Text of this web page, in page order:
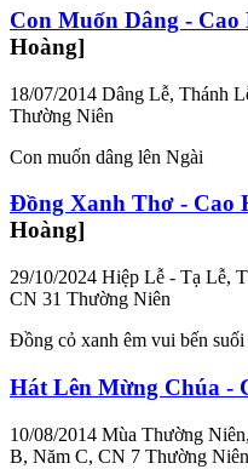
Con Muốn Dâng - Cao
Hoàng]
18/07/2014 Dâng Lễ, Thánh
Thường Niên
Con muốn dâng lên Ngài
Đồng Xanh Thơ - Cao
Hoàng]
29/10/2024 Hiệp Lễ - Tạ Lễ,
CN 31 Thường Niên
Đồng cỏ xanh êm vui bến suối
Hát Lên Mừng Chúa -
10/08/2014 Mùa Thường
B, Năm C, CN 7 Thường